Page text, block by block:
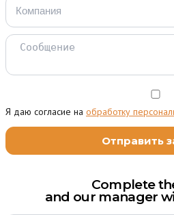
Я даю согласие на обработку
Complete
and our manager